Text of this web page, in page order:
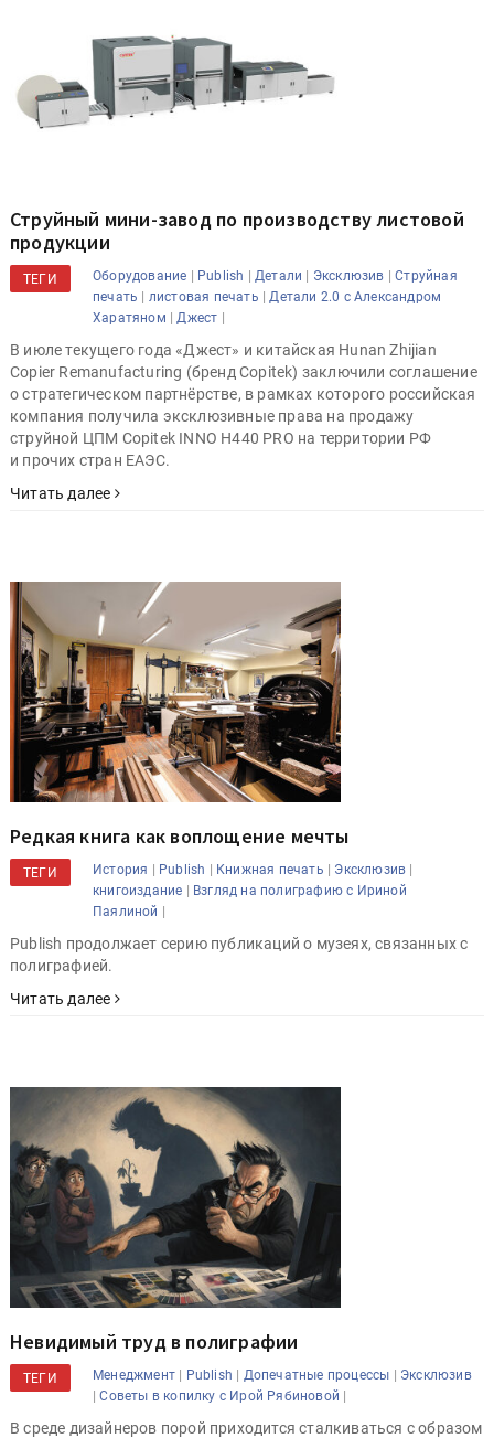
Струйный мини-завод по производству листовой
продукции
ТЕГИ Оборудование | Publish |Детали | Эксклюзив |Струйная
печать | листовая печать |Детали 2.0 с Александром
Харатяном |Джест |
В июле текущего года «Джест» и китайская Hunan Zhijian
Copier Remanufacturing (бренд Copitek) заключили соглашение
о стратегическом партнёрстве, в рамках которого российская
компания получила эксклюзивные права на продажу
струйной ЦПМ Copitek INNO H440 PRO на территории РФ
и прочих стран ЕАЭС.
Читать далее
Редкая книга как воплощение мечты
ТЕГИ История | Publish | Книжная печать | Эксклюзив |
книгоиздание | Взгляд на полиграфию с Ириной
Паялиной |
Publish продолжает серию публикаций о музеях, связанных с
полиграфией.
Читать далее
Невидимый труд в полиграфии
ТЕГИ Менеджмент | Publish | Допечатные процессы | Эксклюзив
|Советы в копилку с Ирой Рябиновой |
В среде дизайнеров порой приходится сталкиваться с образом